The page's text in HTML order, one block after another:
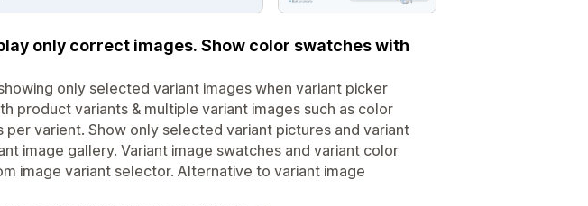
only correct images. Show color swatches with
only selected variant images when variant picker
product variants & multiple variant images such as color
per varient. Show only selected variant pictures and variant
image gallery. Variant image swatches and variant color
image variant selector. Alternative to variant image